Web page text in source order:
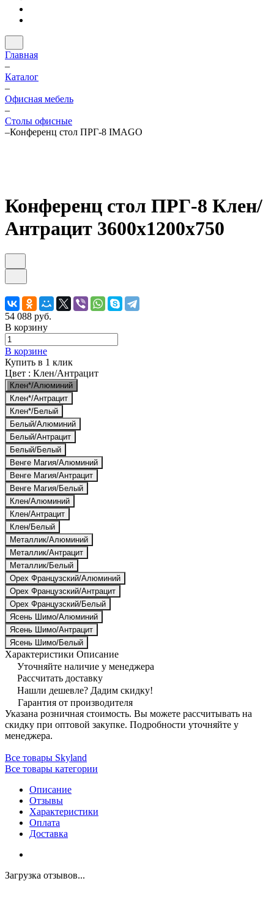
Главная
–
Каталог
–
Офисная мебель
–
Столы офисные
–Конференц стол ПРГ-8 IMAGO
Конференц стол ПРГ-8 Клен/
Антрацит 3600х1200х750
54 088 руб.
В корзину
В корзине
Купить в 1 клик
Цвет : Клен/Антрацит
Клен*/Алюминий
Клен*/Антрацит
Клен*/Белый
Белый/Алюминий
Белый/Антрацит
Белый/Белый
Венге Магия/Алюминий
Венге Магия/Антрацит
Венге Магия/Белый
Клен/Алюминий
Клен/Антрацит
Клен/Белый
Металлик/Алюминий
Металлик/Антрацит
Металлик/Белый
Орех Французский/Алюминий
Орех Французский/Антрацит
Орех Французский/Белый
Ясень Шимо/Алюминий
Ясень Шимо/Антрацит
Ясень Шимо/Белый
Характеристики Описание
Уточняйте наличие у менеджера
Рассчитать доставку
Нашли дешевле? Дадим скидку!
Гарантия от производителя
Указана розничная стоимость. Вы можете рассчитывать на
скидку при оптовой закупке. Подробности уточняйте у
менеджера.
Все товары Skyland
Все товары категории
Описание
Отзывы
Характеристики
Оплата
Доставка
Загрузка отзывов...